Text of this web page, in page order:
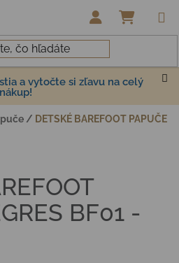
a vytočte si zľavu na celý
nákup!
/ DETSKÉ BAREFOOT PAPUČE
BF01 -